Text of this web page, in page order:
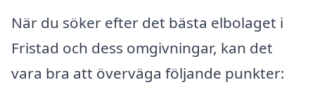
När du söker efter det bästa elbolaget i
Fristad och dess omgivningar, kan det
vara bra att överväga följande punkter: